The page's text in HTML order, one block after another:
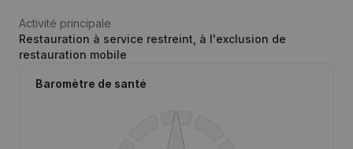
Activité principale
Restauration à service restreint, à l'exclusion de
restauration mobile
Baromètre de santé